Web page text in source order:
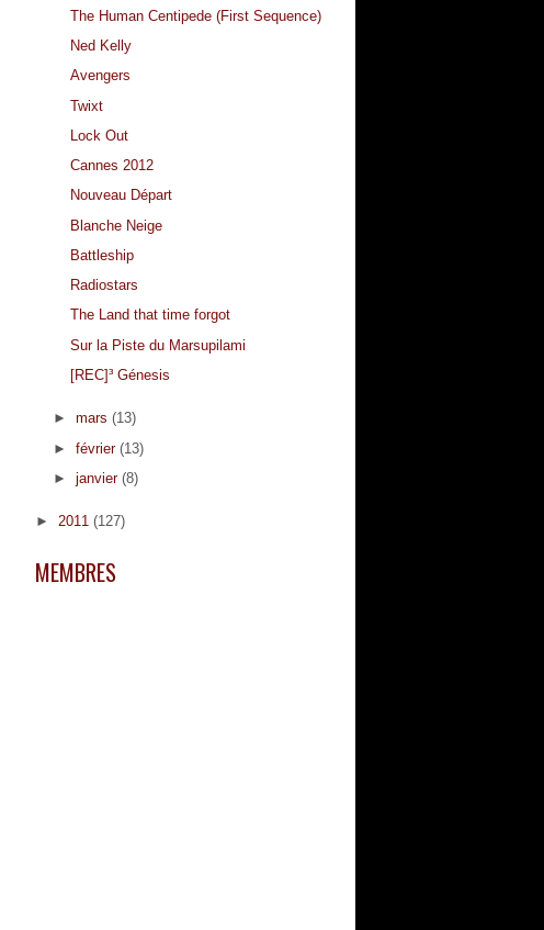
The Human Centipede (First Sequence)
Ned Kelly
Avengers
Twixt
Lock Out
Cannes 2012
Nouveau Départ
Blanche Neige
Battleship
Radiostars
The Land that time forgot
Sur la Piste du Marsupilami
[REC]³ Génesis
► mars (13)
► février (13)
► janvier (8)
► 2011 (127)
MEMBRES